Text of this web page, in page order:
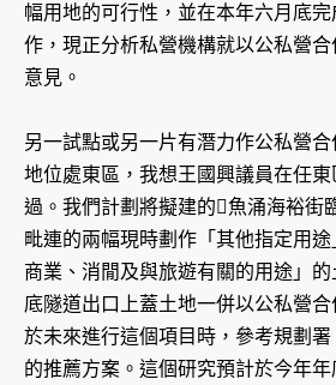
幅用地的可行性，並在本年六月底
作，現正分析私營機構就以公私營
意見。
另一試點或另一片有潛力作公私營
地位處東區，我想王國興議員在任
過。我們計劃將擬建的魚涌海裕街
毗連的兩幅現時劃作「其他指定用
商業、消閒及與旅遊有關的用途」
底隧道出口上蓋土地一併以公私營
於未來進行這個項目時，參考規劃署
的推薦方案。這個研究預計於今年年